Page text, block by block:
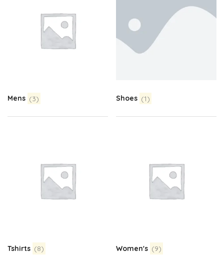
Mens (3) Shoes (1)
Tshirts (8) Women's (9)